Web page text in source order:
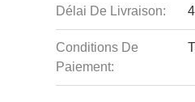
Délai De Livraison:
Conditions De
Paiement: